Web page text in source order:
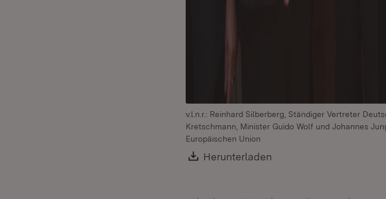
v.l.n.r.: Reinhard Silberberg, Ständiger Vertreter
Kretschmann, Minister Guido Wolf und Johannes
Europäischen Union
Download:
Herunterladen